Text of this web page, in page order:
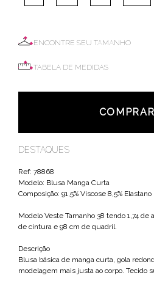
ENCONTRE SEU TAMANHO
TABELA DE MEDIDAS
COMPRAR
DESTAQUES
Ref: 78868
Modelo: Blusa Manga Curta
Composição: 91,5% Viscose 8,5% Elastano
Modelo Veste Tamanho 38 tendo 1,74
de cintura e 98 cm de quadril.
Descrição
Blusa básica de manga curta, gola
modelagem mais justa ao corpo. Tecido